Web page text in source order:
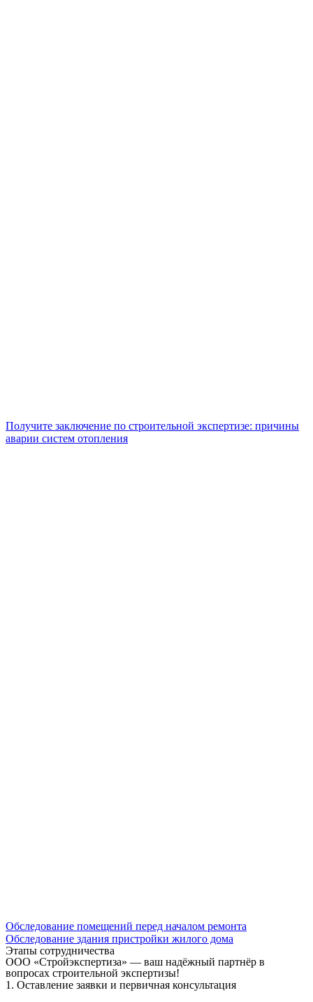
Получите заключение по строительной экспертизе: причины
аварии систем отопления
Обследование помещений перед началом ремонта
Обследование здания пристройки жилого дома
Этапы сотрудничества
ООО «Стройэкспертиза» — ваш надёжный партнёр в
вопросах строительной экспертизы!
1. Оставление заявки и первичная консультация